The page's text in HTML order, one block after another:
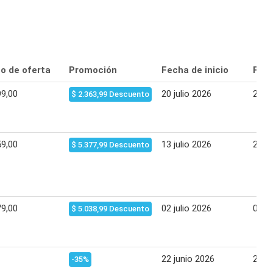
de oferta Promoción Fecha de inicio
$ 2.363,99 Descuento 20 julio 2026 27
$ 5.377,99 Descuento 13 julio 2026 20
$ 5.038,99 Descuento 02 julio 2026 06
-35% 22 junio 2026 28